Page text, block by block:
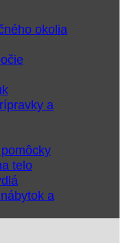
okolia
a
telo
a